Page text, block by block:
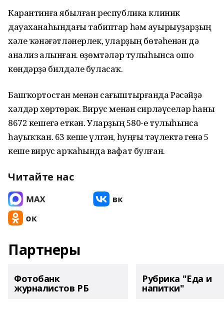
Карантинға ябылған республика клиник
дауаханаһындағы табиптар һәм ауырыуҙарҙың
хәле ҡәнәғәтләнерлек, уларҙың бөтәһенән дә
анализ алынған. Һөҙөмтәләр тулыһынса ошо
көндәрҙә билдәле буласаҡ.
Башҡортостан менән сағыштырғанда Рәсәйҙә
хәлдәр хөртөрәк. Вирус менән сирләүселәр һаны
8672 кешегә еткән. Уларҙың 580-е тулыһынса
һауыҡҡан. 63 кеше үлгән, һуңғы тәүлектә генә 5
кеше вирус арҡаһында вафат булған.
Читайте нас
Партнеры
Фотобанк
журналистов РБ
Рубрика "Еда и
напитки"